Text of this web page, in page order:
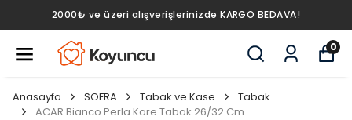
2000₺ ve üzeri alışverişlerinizde KARGO BEDAVA!
0
Anasayfa SOFRA Tabak ve Kase
Tabak
ACAR Bianco Perla Kare Tabak 26/32 Cm